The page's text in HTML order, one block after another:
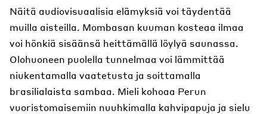
Näitä audiovisuaalisia elämyksiä voi täydentää
muilla aisteilla. Mombasan kuuman kosteaa ilmaa
voi hönkiä sisäänsä heittämällä löylyä saunassa.
Olohuoneen puolella tunnelmaa voi lämmittää
niukentamalla vaatetusta ja soittamalla
brasilialaista sambaa. Mieli kohoaa Perun
vuoristomaisemiin nuuhkimalla kahvipapuja ja sielu